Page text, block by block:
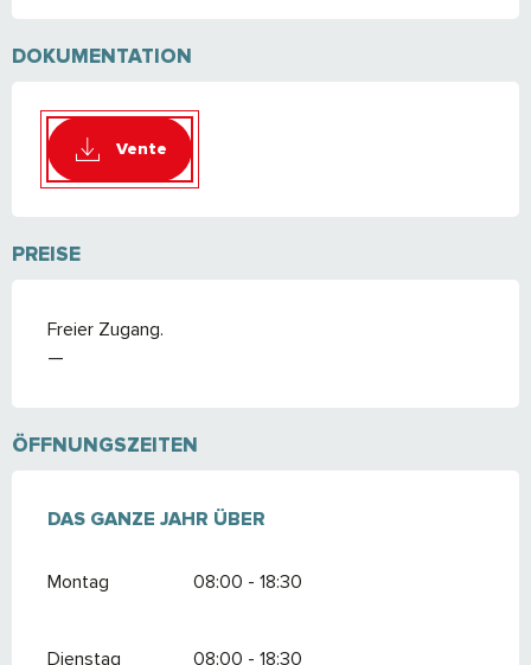
DOKUMENTATION
Vente
PREISE
Freier Zugang.
—
ÖFFNUNGSZEITEN
DAS GANZE JAHR ÜBER
DAS GANZE JAHR ÜBER
Montag 08:00 - 18:30
Dienstag 08:00 - 18:30